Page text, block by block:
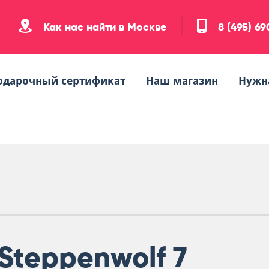
Как нас найти в Москве 8 (495)
сертификат Наш магазин
7